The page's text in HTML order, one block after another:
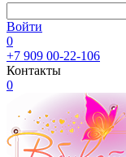
Войти
0
+7 909 00-22-106
Контакты
0